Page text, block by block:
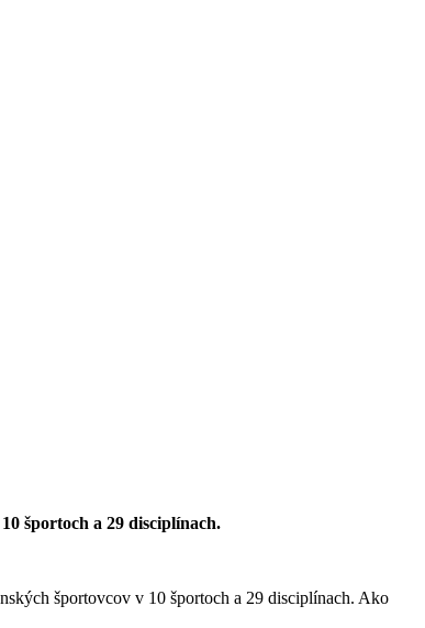
športoch a 29 disciplínach.
športovcov v 10 športoch a 29 disciplínach. Ako